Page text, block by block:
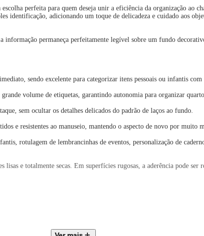
perfeita para quem deseja unir a eficiência da organização ao
identificação, adicionando um toque de delicadeza e cuidado aos
informação permaneça perfeitamente legível sobre um fundo
sendo excelente para categorizar itens pessoais ou infantis com
volume de etiquetas, garantindo autonomia para organizar
sem ocultar os detalhes delicados do padrão de laços ao fundo.
e resistentes ao manuseio, mantendo o aspecto de novo por muito
rotulagem de lembrancinhas de eventos, personalização de
e totalmente secas. Em superfícies rugosas, a aderência pode ser